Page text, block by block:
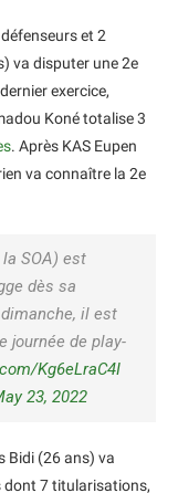
défenseurs et 2
va disputer une 2e
exercice,
Koné totalise 3
. Après KAS Eupen
va connaître la 2e
SOA) est
dès sa
il est
journée de play-
Kg6eLraC4I
23, 2022
Bidi (26 ans) va
dont 7 titularisations,